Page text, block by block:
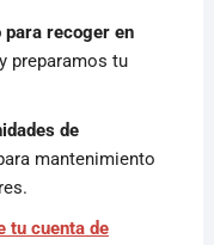
para recoger en
preparamos tu
de
mantenimiento
tu cuenta de